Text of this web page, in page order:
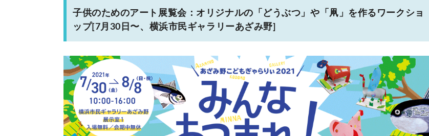
子供のためのアート展覧会：オリジナルの「どうぶつ」や「凧」を作るワークショ
ップ[7月30日〜、横浜市民ギャラリーあざみ野]